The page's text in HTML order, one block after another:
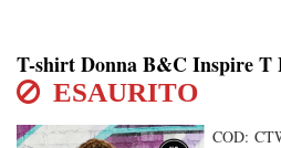
T-shirt Donna B&C Inspire T
ESAURITO
COD: